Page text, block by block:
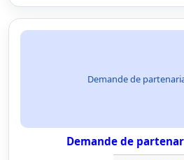
Demande de
Demande de